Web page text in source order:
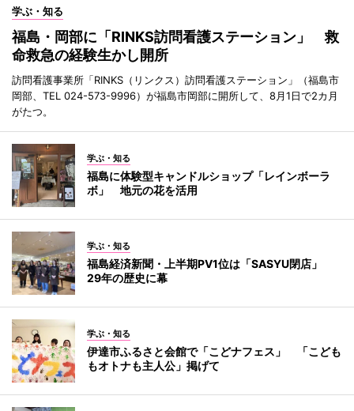
学ぶ・知る
福島・岡部に「RINKS訪問看護ステーション」 救
命救急の経験生かし開所
訪問看護事業所「RINKS（リンクス）訪問看護ステーション」（福島市
岡部、TEL 024-573-9996）が福島市岡部に開所して、8月1日で2カ月
がたつ。
学ぶ・知る
福島に体験型キャンドルショップ「レインボーラ
ボ」 地元の花を活用
学ぶ・知る
福島経済新聞・上半期PV1位は「SASYU閉店」
29年の歴史に幕
学ぶ・知る
伊達市ふるさと会館で「こどナフェス」 「こども
もオトナも主人公」掲げて